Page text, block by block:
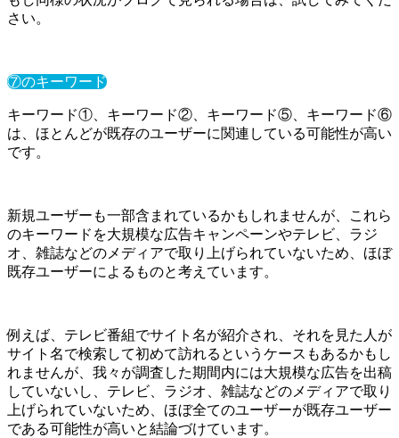
さい。
⑦のキーワード
キーワード①、キーワード②、キーワード⑤、キーワード⑥
は、ほとんどが既存のユーザーに関連している可能性が高い
です。
新規ユーザーも一部含まれているかもしれませんが、これら
のキーワードを大規模な広告キャンペーンやテレビ、ラジ
オ、雑誌などのメディアで取り上げられていないため、ほぼ
既存ユーザーによるものと考えています。
例えば、テレビ番組でサイト名が紹介され、それを見た人が
サイト名で検索して初めて訪れるというケースもあるかもし
れませんが、我々が調査した期間内には大規模な広告を出稿
していないし、テレビ、ラジオ、雑誌などのメディアで取り
上げられていないため、ほぼ全てのユーザーが既存ユーザー
である可能性が高いと結論づけています。